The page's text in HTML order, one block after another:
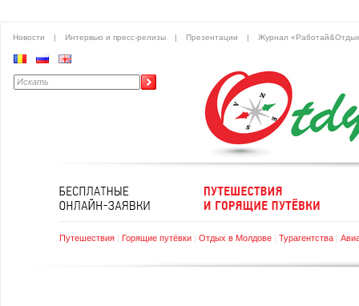
Новости | Интервью и пресс-релизы | Презентации | Журнал
Путешествия | Горящие путёвки | Отдых в Молдове | Турагентства |